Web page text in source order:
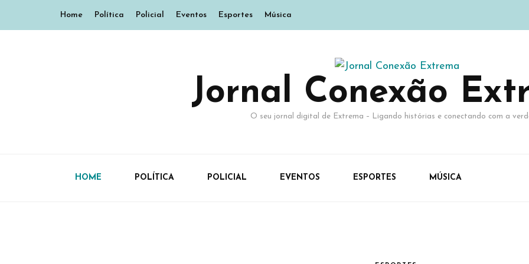
Home Política Policial Eventos Esportes Música
Jornal Conexão
O seu jornal digital de Extrema – Ligando histórias e conectando com a
HOME POLÍTICA POLICIAL EVENTOS ESPORTES MÚSICA